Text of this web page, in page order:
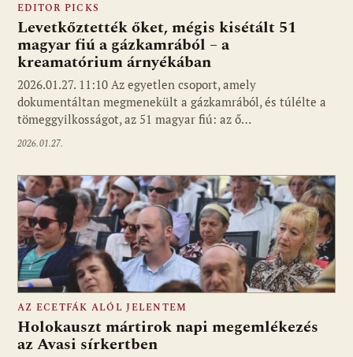
EDITOR PICKS
Levetkőztették őket, mégis kisétált 51
magyar fiú a gázkamrából – a
kreamatórium árnyékában
2026.01.27. 11:10 Az egyetlen csoport, amely
dokumentáltan megmenekült a gázkamrából, és túlélte a
tömeggyilkosságot, az 51 magyar fiú: az ő…
2026.01.27.
AZ ECETFÁK ALÓL JELENTEM
Holokauszt mártirok napi megemlékezés
az Avasi sírkertben